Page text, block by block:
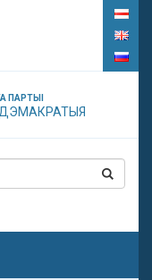
ПАРТЫІ
ДЭМАКРАТЫЯ